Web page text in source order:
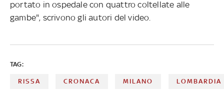
portato in ospedale con quattro coltellate alle
gambe", scrivono gli autori del video.
TAG:
RISSA CRONACA MILANO LOMBARDIA